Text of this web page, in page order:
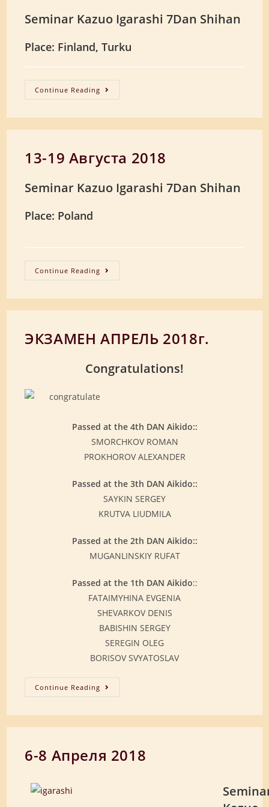
Seminar Kazuo Igarashi 7Dan Shihan
Place: Finland, Turku
Continue Reading 3-
9
2018
13-19 Августа 2018
Seminar Kazuo Igarashi 7Dan Shihan
Place: Poland
Continue Reading 13-
19
2018
ЭКЗАМЕН АПРЕЛЬ 2018г.
Congratulations!
Passed at the 4th DAN Aikido::
SMORCHKOV ROMAN
PROKHOROV ALEXANDER
Passed at the 3th DAN Aikido::
SAYKIN SERGEY
KRUTVA LIUDMILA
Passed at the 2th DAN Aikido::
MUGANLINSKIY RUFAT
Passed at the 1th DAN Aikido::
FATAIMYHINA EVGENIA
SHEVARKOV DENIS
BABISHIN SERGEY
SEREGIN OLEG
BORISOV SVYATOSLAV
Continue Reading ЭКЗАМЕН
АПРЕЛЬ
6-8 Апреля 2018